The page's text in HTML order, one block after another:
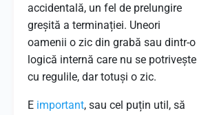
accidentală, un fel de prelungire
greșită a terminației. Uneori
oamenii o zic din grabă sau dintr-o
logică internă care nu se potrivește
cu regulile, dar totuși o zic.
E important, sau cel puțin util, să